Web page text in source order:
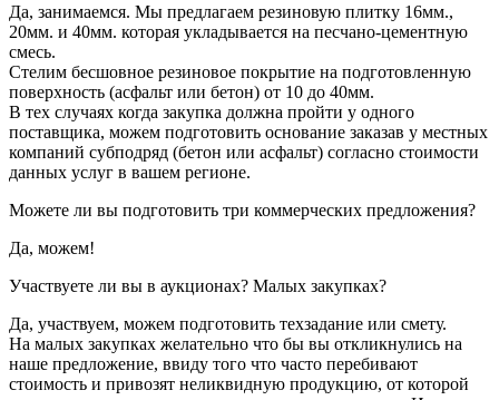
Да, занимаемся. Мы предлагаем резиновую плитку 16мм.,
20мм. и 40мм. которая укладывается на песчано-цементную
смесь.
Стелим бесшовное резиновое покрытие на подготовленную
поверхность (асфальт или бетон) от 10 до 40мм.
В тех случаях когда закупка должна пройти у одного
поставщика, можем подготовить основание заказав у местных
компаний субподряд (бетон или асфальт) согласно стоимости
данных услуг в вашем регионе.
Можете ли вы подготовить три коммерческих предложения?
Да, можем!
Участвуете ли вы в аукционах? Малых закупках?
Да, участвуем, можем подготовить техзадание или смету.
На малых закупках желательно что бы вы откликнулись на
наше предложение, ввиду того что часто перебивают
стоимость и привозят неликвидную продукцию, от которой